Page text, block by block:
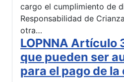
cargo el cumplimiento de
Responsabilidad de
otra…
LOPNNA Artículo
que pueden ser
para el pago de